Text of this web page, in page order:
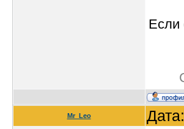
Если
Mr_Leo